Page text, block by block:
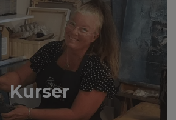
Kurser